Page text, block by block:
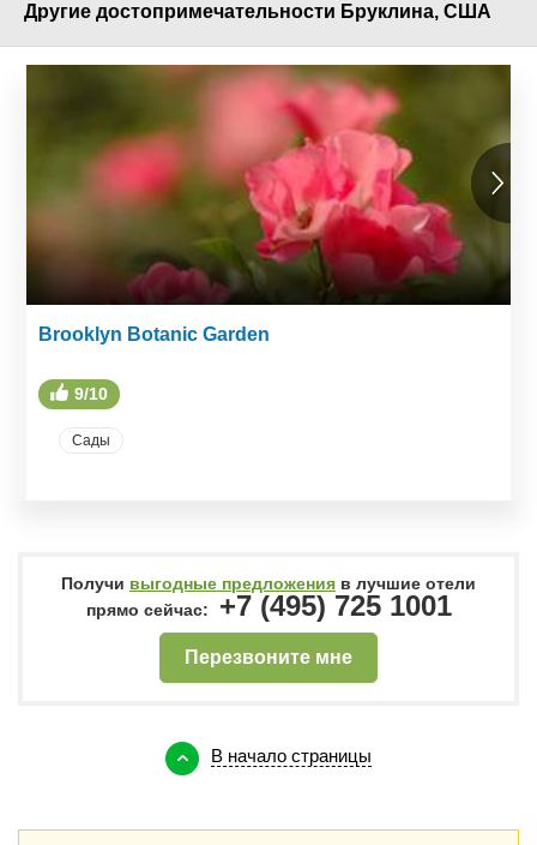
Другие достопримечательности Бруклина, США
Brooklyn Botanic Garden
9/10
Сады
Получи выгодные предложения в лучшие отели
прямо сейчас:
+7 (495) 725 1001
Перезвоните мне
В начало страницы